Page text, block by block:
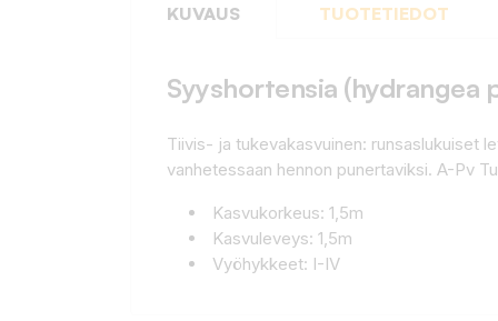
KUVAUS TUOTETIEDOT
Syyshortensia (hydrangea
Tiivis- ja tukevakasvuinen: runsaslukuiset
vanhetessaan hennon punertaviksi. A-Pv
Kasvukorkeus: 1,5m
Kasvuleveys: 1,5m
Vyöhykkeet: I-IV